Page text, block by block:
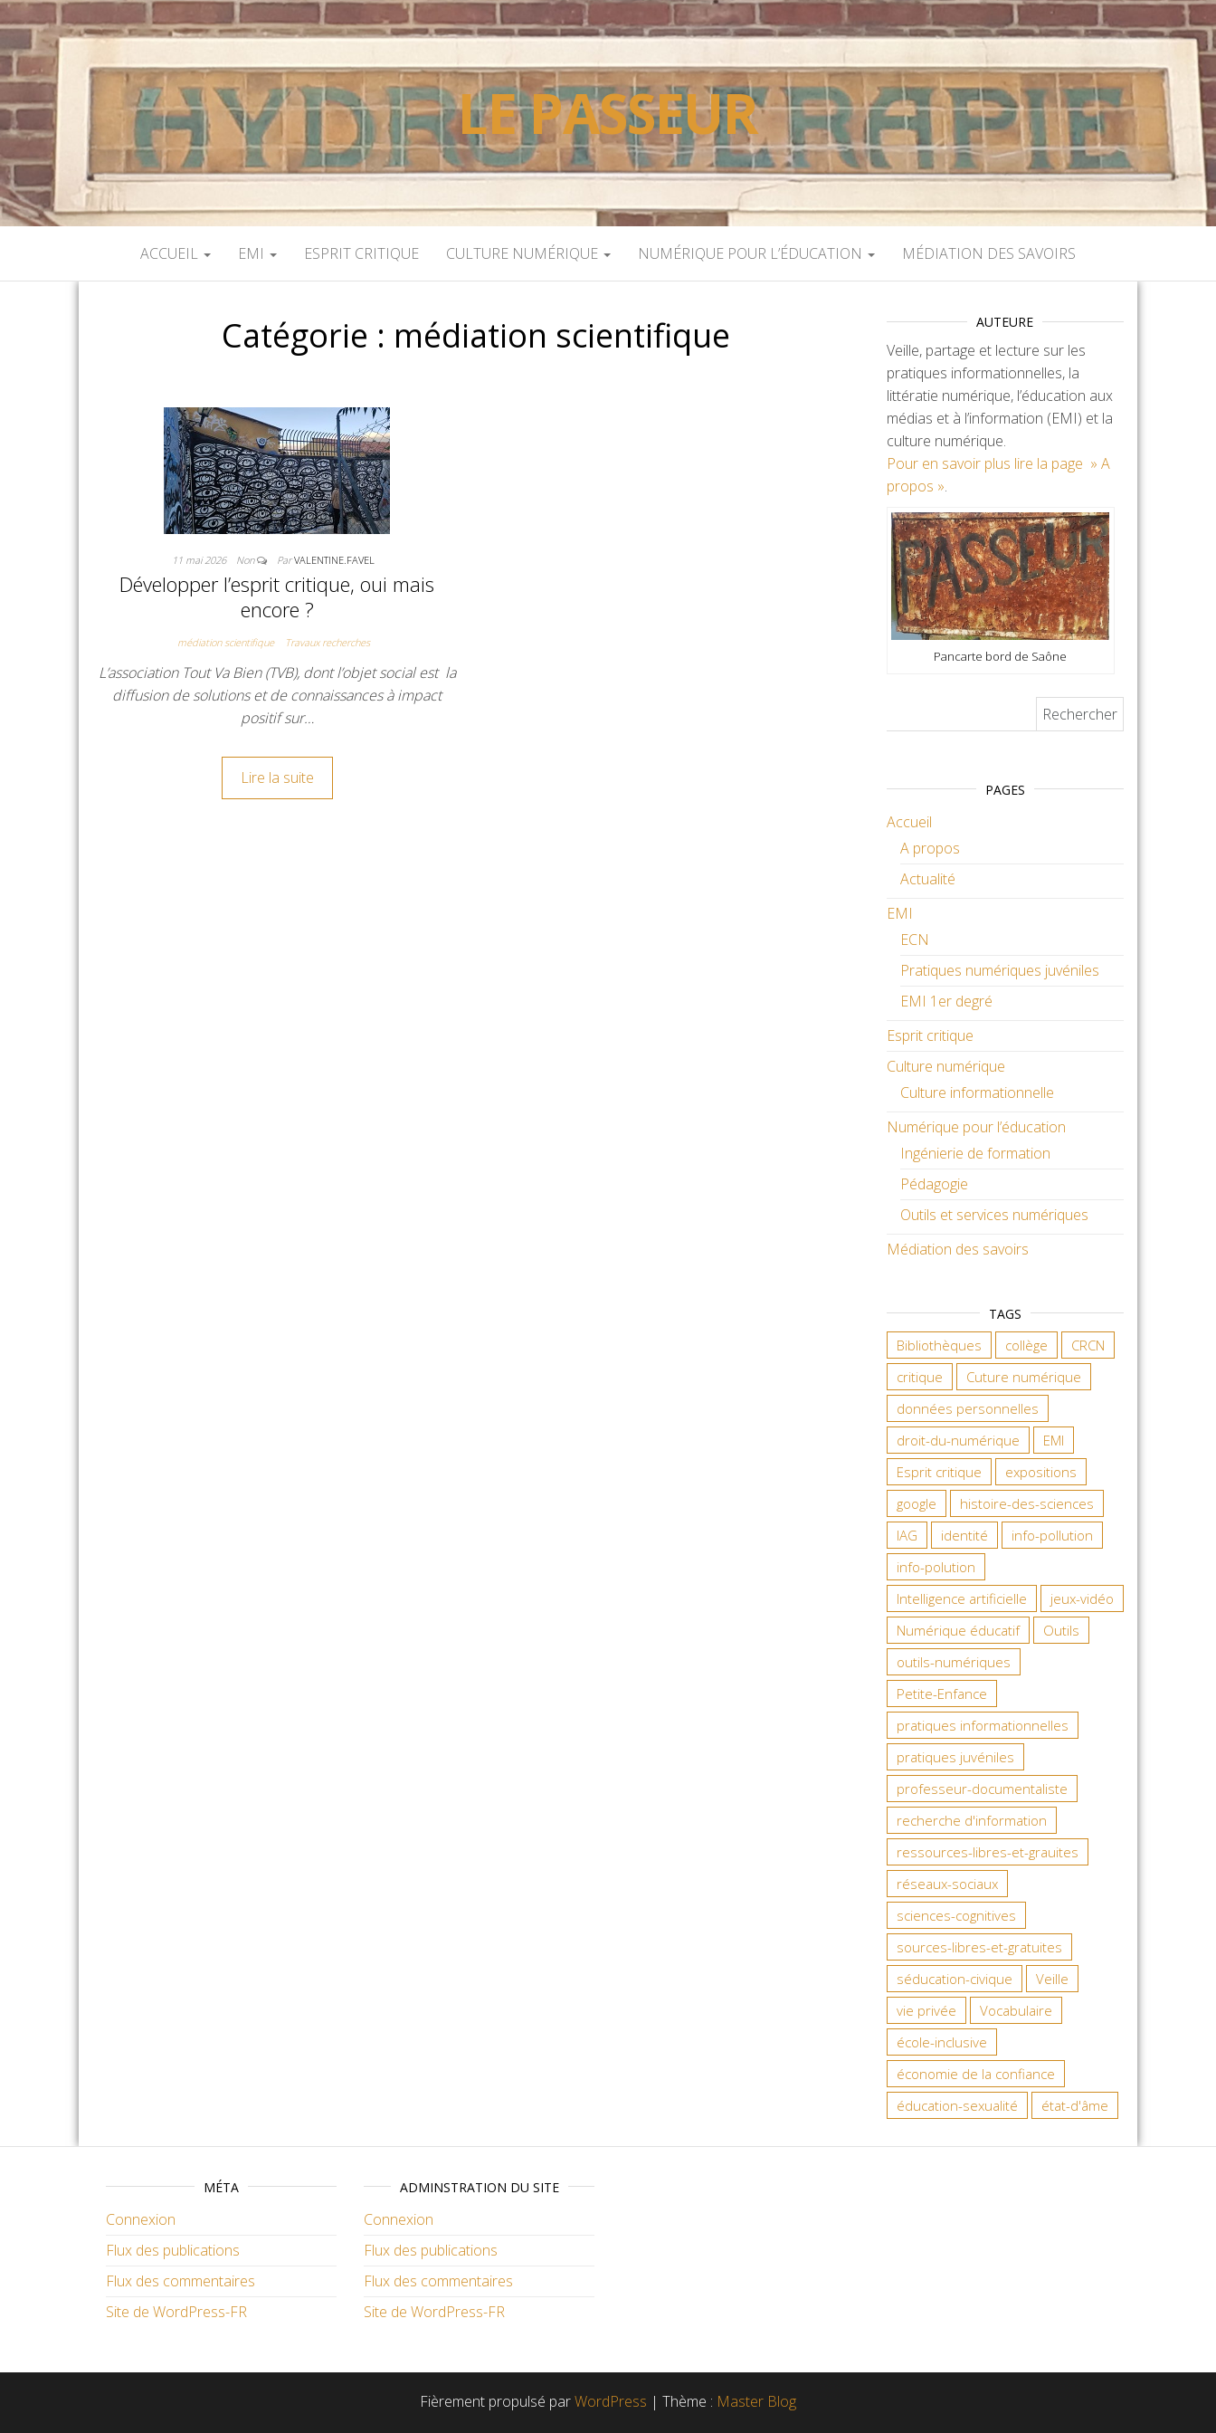
LE PASSEUR
ACCUEIL EMI ESPRIT CRITIQUE CULTURE NUMÉRIQUE NUMÉRIQUE POUR L’ÉDUCATION MÉDIATION DES SAVOIRS
Catégorie : médiation scientifique
11 mai 2026 Non ParVALENTINE.FAVEL
Développer l’esprit critique, oui mais
encore ?
médiation scientifique Travaux recherches
L’association Tout Va Bien (TVB), dont l’objet social est la
diffusion de solutions et de connaissances à impact
positif sur…
Lire la suite
AUTEURE
Veille, partage et lecture sur les
pratiques informationnelles, la
littératie numérique, l’éducation aux
médias et à l’information (EMI) et la
culture numérique.
Pour en savoir plus lire la page » A
propos ».
Pancarte bord de Saône
PAGES
Accueil
A propos
Actualité
EMI
ECN
Pratiques numériques juvéniles
EMI 1er degré
Esprit critique
Culture numérique
Culture informationnelle
Numérique pour l’éducation
Ingénierie de formation
Pédagogie
Outils et services numériques
Médiation des savoirs
TAGS
Bibliothèques collège
CRCN
critique
Cuture numérique
données personnelles
droit-du-numérique
EMI
Esprit critique
expositions
google
histoire-des-sciences
IAG
identité
info-pollution
info-polution
Intelligence artificielle
jeux-vidéo
Numérique éducatif
Outils
outils-numériques
Petite-Enfance
pratiques informationnelles
pratiques juvéniles
professeur-documentaliste
recherche d'information
ressources-libres-et-grauites
réseaux-sociaux
sciences-cognitives
sources-libres-et-gratuites
séducation-civique
Veille
vie privée
Vocabulaire
école-inclusive
économie de la confiance
éducation-sexualité
état-d'âme
MÉTA
Connexion
Flux des publications
Flux des commentaires
Site de WordPress-FR
ADMINSTRATION DU SITE
Connexion
Flux des publications
Flux des commentaires
Site de WordPress-FR
Fièrement propulsé parWordPress | Thème : Master Blog